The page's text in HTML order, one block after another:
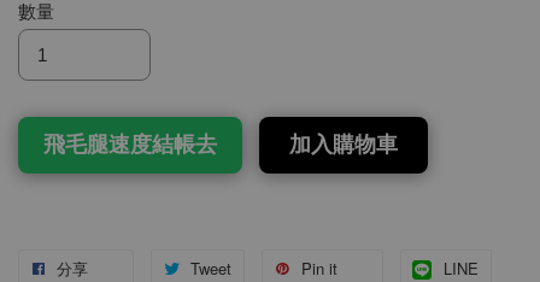
數量
飛毛腿速度結帳去 加入購物車
分享 Tweet Pin it LINE